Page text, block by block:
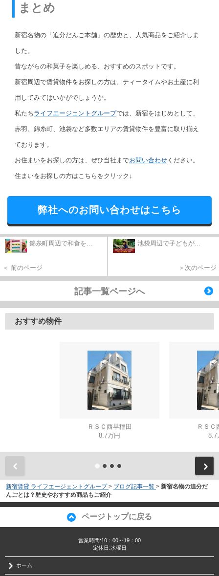
まとめ
新宿名物の「追分だんご本舗」の歴史と、人気商品をご紹介しま
した。
昔ながらの和菓子を楽しめる、おすすめのスポットです。
新宿周辺で賃貸物件をお探しの方は、ティータイムやお土産に利
用してみてはいかがでしょうか。
私たちライフエージェントグループでは、新宿をはじめとして、
赤羽、錦糸町、池袋など多数エリアの賃貸物件を豊富に取り揃え
ております。
お住まいをお探しの方は、ぜひ当社までお問い合わせ ください。
住まいをお探しの方はこちらをクリック↓
弊社へのお問い合わせはこちら
錦糸町周辺で和食を...
＜ 前のページ
池袋周辺で子どもが...
＞次のページ
記事一覧ページへ
おすすめ物件
ＲＳＣ西早稲田
8.7万円
ＲＳＣ
8.7
新宿賃貸 ライフエージェントグループ > ブログ記事一覧 > 新宿名物の追分だ
んごとは？歴史やおすすめ商品もご紹介
ページトップに戻る
営業時間:10：00～19：00
定休日:水曜日
ホーム